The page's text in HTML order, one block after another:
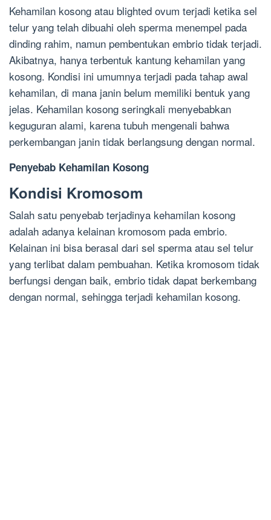
Kehamilan kosong atau blighted ovum terjadi ketika sel
telur yang telah dibuahi oleh sperma menempel pada
dinding rahim, namun pembentukan embrio tidak terjadi.
Akibatnya, hanya terbentuk kantung kehamilan yang
kosong. Kondisi ini umumnya terjadi pada tahap awal
kehamilan, di mana janin belum memiliki bentuk yang
jelas. Kehamilan kosong seringkali menyebabkan
keguguran alami, karena tubuh mengenali bahwa
perkembangan janin tidak berlangsung dengan normal.
Penyebab Kehamilan Kosong
Kondisi Kromosom
Salah satu penyebab terjadinya kehamilan kosong
adalah adanya kelainan kromosom pada embrio.
Kelainan ini bisa berasal dari sel sperma atau sel telur
yang terlibat dalam pembuahan. Ketika kromosom tidak
berfungsi dengan baik, embrio tidak dapat berkembang
dengan normal, sehingga terjadi kehamilan kosong.